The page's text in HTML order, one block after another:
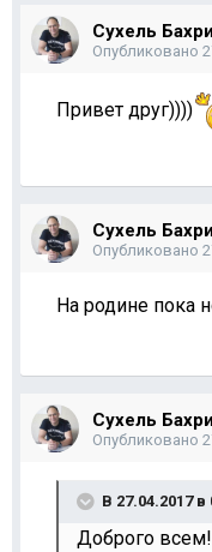
Сухель Бахри
Опубликовано
Привет друг))))
Сухель Бахри
Опубликовано
На родине пока
Сухель Бахри
Опубликовано
В 27.04.2017 в
Доброго